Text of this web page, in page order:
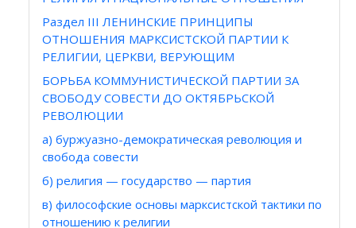
Раздел III ЛЕНИНСКИЕ ПРИНЦИПЫ
ОТНОШЕНИЯ МАРКСИСТСКОЙ ПАРТИИ К
РЕЛИГИИ, ЦЕРКВИ, ВЕРУЮЩИМ
БОРЬБА КОММУНИСТИЧЕСКОЙ ПАРТИИ ЗА
СВОБОДУ СОВЕСТИ ДО ОКТЯБРЬСКОЙ
РЕВОЛЮЦИИ
а) буржуазно-демократическая революция и
свобода совести
б) религия — государство — партия
в) философские основы марксистской тактики по
отношению к религии